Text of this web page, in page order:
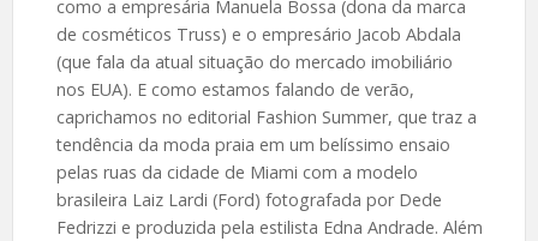
como a empresária Manuela Bossa (dona da marca
de cosméticos Truss) e o empresário Jacob Abdala
(que fala da atual situação do mercado imobiliário
nos EUA). E como estamos falando de verão,
caprichamos no editorial Fashion Summer, que traz a
tendência da moda praia em um belíssimo ensaio
pelas ruas da cidade de Miami com a modelo
brasileira Laiz Lardi (Ford) fotografada por Dede
Fedrizzi e produzida pela estilista Edna Andrade. Além